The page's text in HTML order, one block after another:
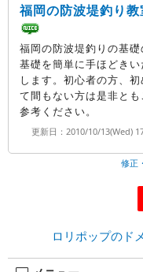
福岡の防波堤釣り教
福岡の防波堤釣りの基礎
基礎を簡単に手ほどきい
します。初心者の方、初
て間もない方は是非とも
参考ください。
更新日：2010/10/13(Wed)
修正
ロリポップのド